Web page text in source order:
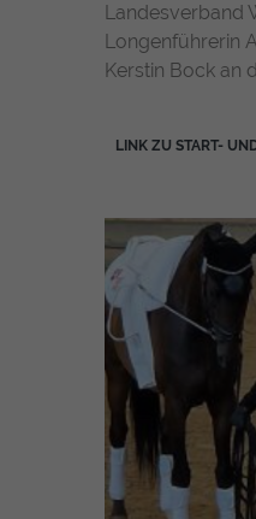
Landesverband
Longenführerin
Kerstin Bock an
LINK ZU START-